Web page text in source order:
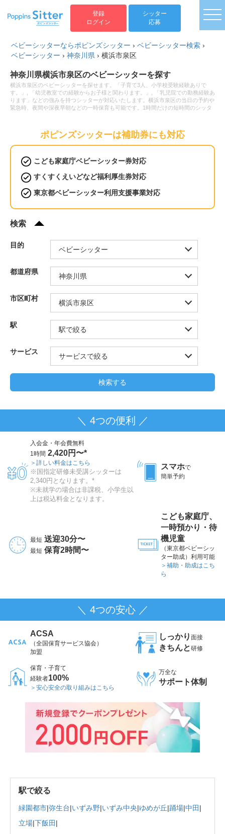
登録
ログイン
シッター
応募
ベビーシッターならポピンズシッター ›ベビーシッター検索 ›
ベビーシッター ›神奈川県 ›横浜市泉区
神奈川県横浜市泉区のベビーシッターを探す
横浜市泉区のベビーシッターを探せます。「子育て3人、小学校受験経験ありで
す。」, 「幼児教室での経験からお子様と関わります。」, 「乳児院での勤務経験あ
ります」などの強みを持つシッターが対応いたします。横浜市泉区の当日の予約や
緊急時、夜間や深夜早朝などの一時保育も可能です。1時間だけの短時間のシッタ
んから小学生以上のお子様まで幅広い年齢へ対応可能です。土日祝日だけベビーシ
ッターをお願いしたいといったご要望や毎日の利用などの定期利用サービスもござ
います。
ポピンズシッターは補助券にも対応
こども家庭庁ベビーシッター券対応
すくすくえいどなど福利厚生券対応
東京都ベビーシッター利用支援事業対応
検索
目的
都道府県
市区町村
駅
サービス
＼ 4つの便利 ／
入会金・年会費無料
1時間 2,420円〜*
＞詳しい料金はこちら
※国指定研修未受講シッターは
2,340円となります。*
※未就学の場合は非課税、小学生以
上は税込料金となります。
スマホで
簡単予約
最短 送迎30分〜
最短 保育2時間〜
こども家庭庁、
一時預かり・待
機児童
（東京都ベビーシッ
ター助成）利用可能
＞補助・助成はこち
ら
＼ 4つの安心 ／
ACSA
（全国保育サービス協会）
加盟
しっかり 面接
きちんと研修
保育・子育て
経験者100%
＞安心安全の取り組みはこちら
万全な
サポート体制
駅で絞る
緑園都市|弥生台|いずみ野|いずみ中央|ゆめが丘|踊場|中田 |
立場|下飯田 |